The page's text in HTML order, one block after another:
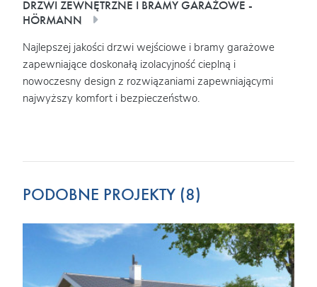
DRZWI ZEWNĘTRZNE I BRAMY GARAŻOWE -
HÖRMANN
Najlepszej jakości drzwi wejściowe i bramy garażowe
zapewniające doskonałą izolacyjność cieplną i
nowoczesny design z rozwiązaniami zapewniającymi
najwyższy komfort i bezpieczeństwo.
PODOBNE PROJEKTY (8)